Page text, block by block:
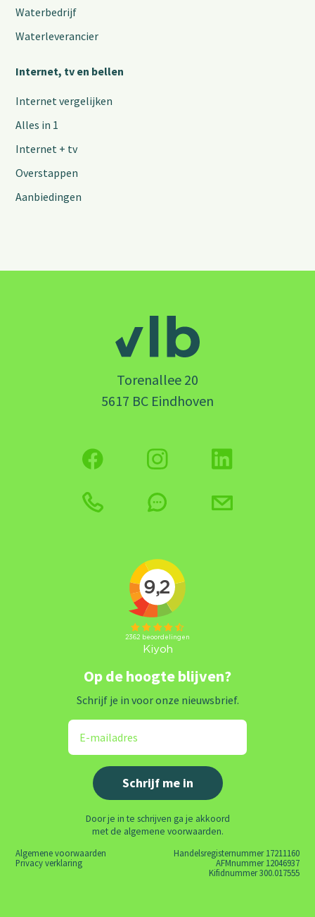
Waterbedrijf
Waterleverancier
Internet, tv en bellen
Internet vergelijken
Alles in 1
Internet + tv
Overstappen
Aanbiedingen
Torenallee 20
5617 BC Eindhoven
Op de hoogte blijven?
Schrijf je in voor onze nieuwsbrief.
Door je in te schrijven ga je akkoord
met de algemene voorwaarden.
Algemene voorwaarden
Privacy verklaring
Handelsregisternummer 17211160
AFMnummer 12046937
Kifidnummer 300.017555